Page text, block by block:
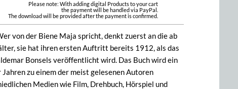
Please note: With adding digital Products to your cart
the payment will be handled via PayPal.
The download will be provided after the payment is confirmed.
von der Biene Maja spricht, denkt zuerst an die ab
sie hat ihren ersten Auftritt bereits 1912, als das
Bonsels veröffentlicht wird. Das Buch wird ein
zu einem der meist gelesenen Autoren
Medien wie Film, Drehbuch, Hörspiel und